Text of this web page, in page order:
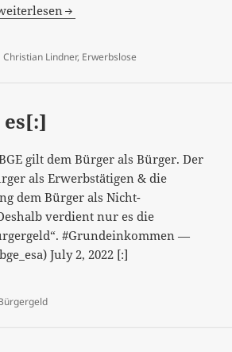
Kategorien
Christian Lindner, Erwerbslose
gilt dem Bürger als Bürger. Der
als Erwerbstätigen & die
dem Bürger als Nicht-
verdient nur es die
#Grundeinkommen —
July 2, 2022 [:]